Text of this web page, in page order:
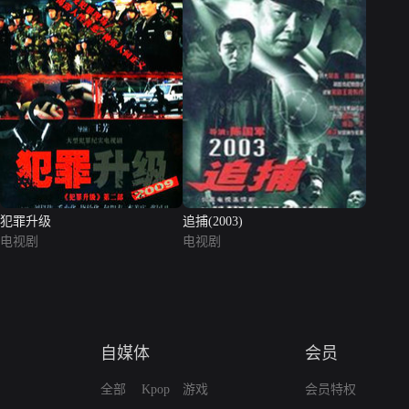
犯罪升级
电视剧
追捕(2003)
电视剧
自媒体
全部 Kpop 游戏
会员
会员特权